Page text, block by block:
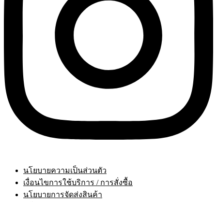
นโยบายความเป็นส่วนตัว
เงื่อนไขการใช้บริการ / การสั่งซื้อ
นโยบายการจัดส่งสินค้า